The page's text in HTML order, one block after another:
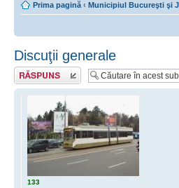
Prima pagină ‹ Municipiul Bucureşti şi
Discuţii generale
Răspunde
133